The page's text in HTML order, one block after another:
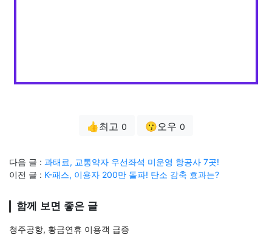
👍최고 0 😗오우 0
다음 글 : 과태료, 교통약자 우선좌석 미운영 항공사 7곳!
이전 글 : K-패스, 이용자 200만 돌파! 탄소 감축 효과는?
함께 보면 좋은 글
청주공항, 황금연휴 이용객 급증